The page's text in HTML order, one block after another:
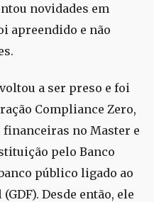
novidades em
apreendido e não
a ser preso e foi
Compliance Zero,
financeiras no Master e
pelo Banco
público ligado ao
Desde então, ele